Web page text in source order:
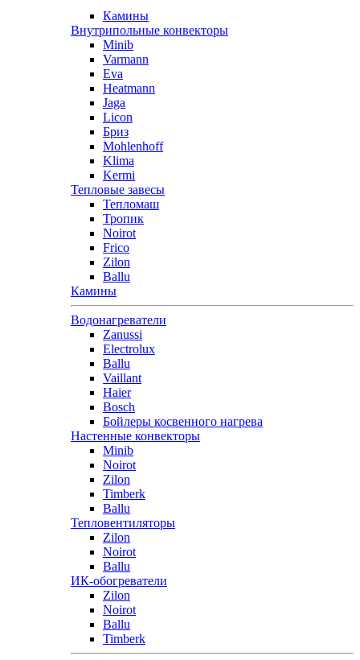
Камины
Внутрипольные конвекторы
Minib
Varmann
Eva
Heatmann
Jaga
Licon
Бриз
Mohlenhoff
Klima
Kermi
Тепловые завесы
Тепломаш
Тропик
Noirot
Frico
Zilon
Ballu
Камины
Водонагреватели
Zanussi
Electrolux
Ballu
Vaillant
Haier
Bosch
Бойлеры косвенного нагрева
Настенные конвекторы
Minib
Noirot
Zilon
Timberk
Ballu
Тепловентиляторы
Zilon
Noirot
Ballu
ИК-обогреватели
Zilon
Noirot
Ballu
Timberk